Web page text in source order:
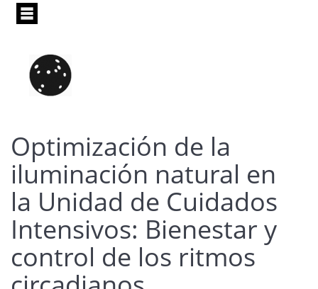
Pasar
principal
Optimización de la
iluminación natural en
la Unidad de Cuidados
Intensivos: Bienestar y
control de los ritmos